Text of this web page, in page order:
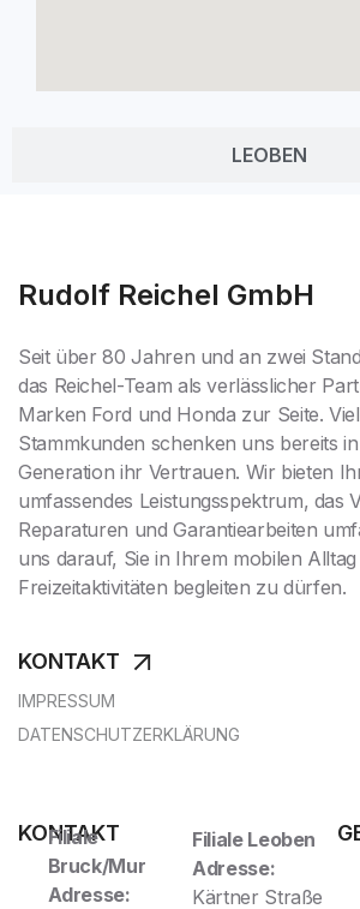
LEOBEN
Rudolf Reichel GmbH
Seit über 80 Jahren und an zwei
das Reichel-Team als verlässlicher
Marken Ford und Honda zur Seite.
Stammkunden schenken uns bereits
Generation ihr Vertrauen. Wir bieten
umfassendes Leistungsspektrum, das
Reparaturen und Garantiearbeiten
uns darauf, Sie in Ihrem mobilen
Freizeitaktivitäten begleiten zu dürfen.
KONTAKT
IMPRESSUM
DATENSCHUTZERKLÄRUNG
KONTAKT
Filiale
Bruck/Mur
Adresse:
Filiale Leoben
Adresse:
Kärtner Straße